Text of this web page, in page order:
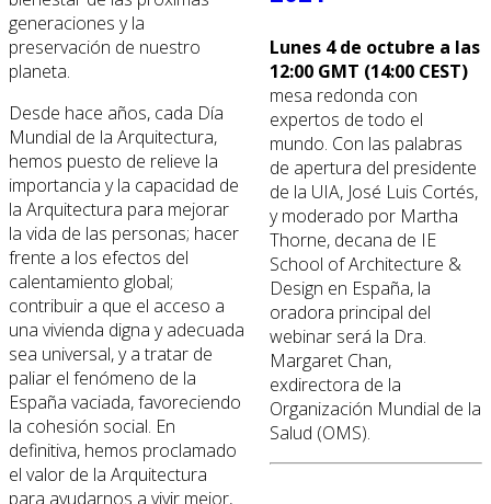
generaciones y la
preservación de nuestro
planeta.
Desde hace años, cada Día
Mundial de la Arquitectura,
hemos puesto de relieve la
importancia y la capacidad de
la Arquitectura para mejorar
la vida de las personas; hacer
frente a los efectos del
calentamiento global;
contribuir a que el acceso a
una vivienda digna y adecuada
sea universal, y a tratar de
paliar el fenómeno de la
España vaciada, favoreciendo
la cohesión social. En
definitiva, hemos proclamado
el valor de la Arquitectura
para ayudarnos a vivir mejor,
Lunes 4 de octubre a las
12:00 GMT (14:00 CEST)
mesa redonda con
expertos de todo el
mundo. Con las palabras
de apertura del presidente
de la UIA, José Luis Cortés,
y moderado por Martha
Thorne, decana de IE
School of Architecture &
Design en España, la
oradora principal del
webinar será la Dra.
Margaret Chan,
exdirectora de la
Organización Mundial de la
Salud (OMS).